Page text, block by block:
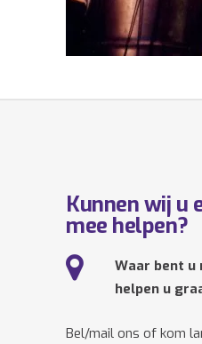
Kunnen wij u
mee helpen?
Waar bent u
helpen u
Bel/mail ons of kom